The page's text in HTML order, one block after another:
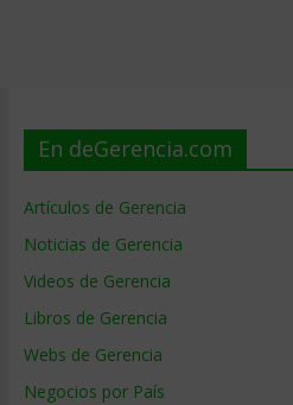
En deGerencia.com
Artículos de Gerencia
Noticias de Gerencia
Videos de Gerencia
Libros de Gerencia
Webs de Gerencia
Negocios por País